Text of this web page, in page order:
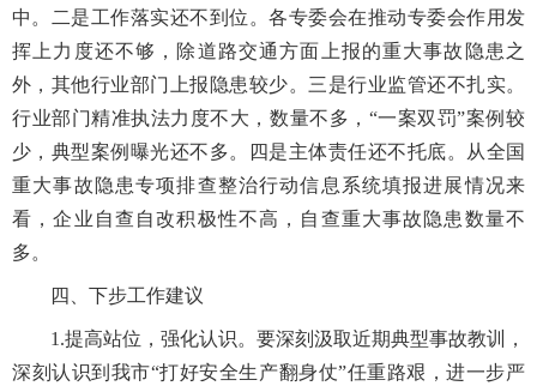
中。二是工作落实还不到位。各专委会在推动专委会作用发
挥上力度还不够，除道路交通方面上报的重大事故隐患之
外，其他行业部门上报隐患较少。三是行业监管还不扎实。
行业部门精准执法力度不大，数量不多，“一案双罚”案例较
少，典型案例曝光还不多。四是主体责任还不托底。从全国
重大事故隐患专项排查整治行动信息系统填报进展情况来
看，企业自查自改积极性不高，自查重大事故隐患数量不
多。
四、下步工作建议
1.提高站位，强化认识。要深刻汲取近期典型事故教训，
深刻认识到我市“打好安全生产翻身仗”任重路艰，进一步严